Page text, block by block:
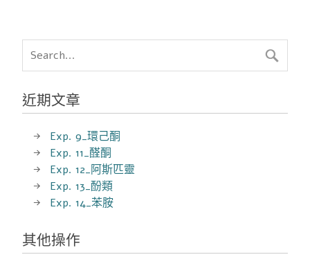
近期文章
Exp. 9_環己酮
Exp. 11_醛酮
Exp. 12_阿斯匹靈
Exp. 13_酚類
Exp. 14_苯胺
其他操作